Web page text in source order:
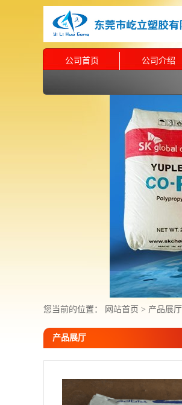
公司首页 公司介绍
您当前的位置： 网站首页 > 产品展厅
产品展厅